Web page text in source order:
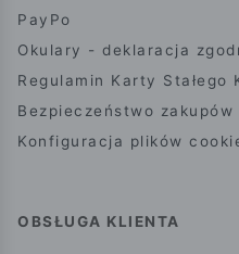
PayPo
Okulary - deklaracja
Regulamin Karty Stałego
Bezpieczeństwo zakupów
Konfiguracja plików
OBSŁUGA KLIENTA